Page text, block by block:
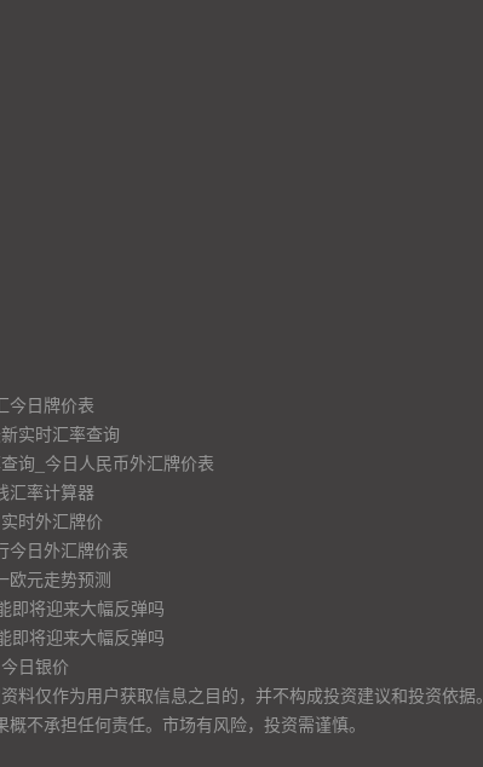
今日牌价表
实时汇率查询
询_今日人民币外汇牌价表
汇率计算器
时外汇牌价
今日外汇牌价表
欧元走势预测
即将迎来大幅反弹吗
即将迎来大幅反弹吗
今日银价
仅作为用户获取信息之目的，并不构成投资建议和投资依据。
不承担任何责任。市场有风险，投资需谨慎。